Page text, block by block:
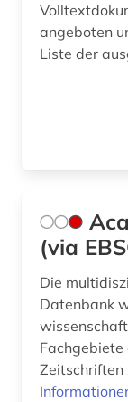
angeboten
Liste der
(via
Die
Datenbank
Fachgebiete
Zeitschriften